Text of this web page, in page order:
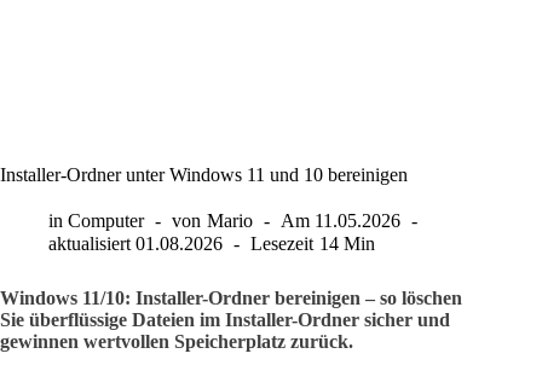
Installer-Ordner unter Windows 11 und 10 bereinigen
in Computer von Mario Am 11.05.2026
aktualisiert 01.08.2026 Lesezeit 14 Min
Windows 11/10: Installer-Ordner bereinigen – so löschen
Sie überflüssige Dateien im Installer-Ordner sicher und
gewinnen wertvollen Speicherplatz zurück.